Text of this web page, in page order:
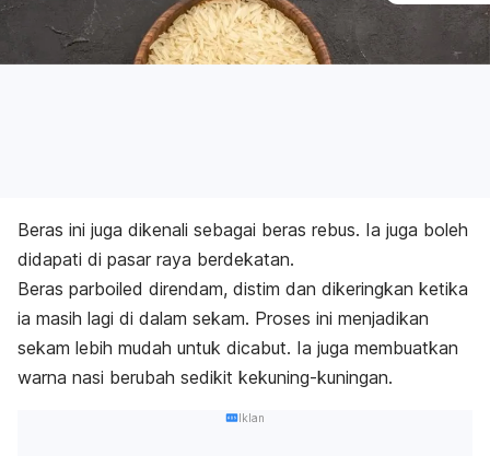
Beras ini juga dikenali sebagai beras rebus. Ia juga boleh
didapati di pasar raya berdekatan.
Beras parboiled direndam, distim dan dikeringkan ketika
ia masih lagi di dalam sekam. Proses ini menjadikan
sekam lebih mudah untuk dicabut. Ia juga membuatkan
warna nasi berubah sedikit kekuning-kuningan.
Iklan